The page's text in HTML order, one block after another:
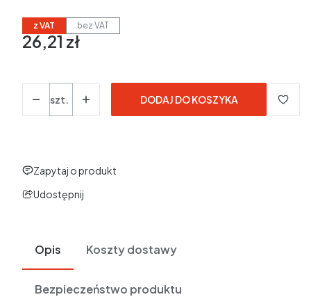
z VAT bez VAT
Cena
26,21 zł
w tym 23% VAT
w tym
szt.
DODAJ DO KOSZYKA
Zapytaj o produkt
Udostępnij
Opis Koszty dostawy
Bezpieczeństwo produktu